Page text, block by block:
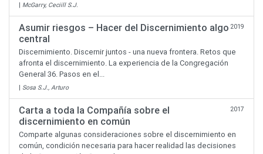
| McGarry, Ceciill S.J.
Asumir riesgos – Hacer del Discernimiento algo
central
2019
Discernimiento. Discernir juntos - una nueva frontera. Retos que
afronta el discernimiento. La experiencia de la Congregación
General 36. Pasos en el...
| Sosa S.J., Arturo
Carta a toda la Compañía sobre el
discernimiento en común
2017
Comparte algunas consideraciones sobre el discernimiento en
común, condición necesaria para hacer realidad las decisiones